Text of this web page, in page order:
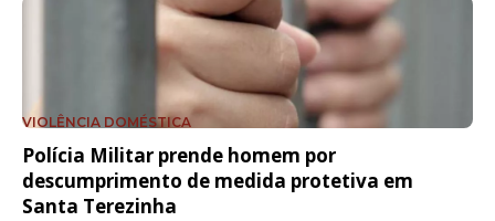
VIOLÊNCIA DOMÉSTICA
Polícia Militar prende homem por
descumprimento de medida protetiva em
Santa Terezinha